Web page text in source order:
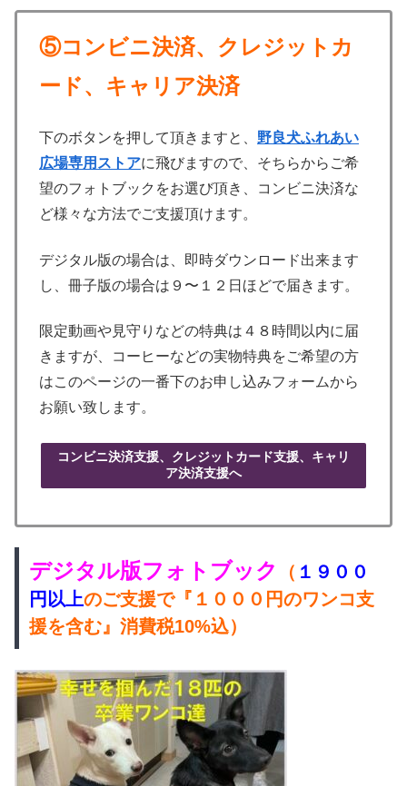
⑤コンビニ決済、クレジットカ
ード、キャリア決済
下のボタンを押して頂きますと、 野良犬ふれあい
広場専用ストアに飛びますので、そちらからご希
望のフォトブックをお選び頂き、コンビニ決済な
ど様々な方法でご支援頂けます。
デジタル版の場合は、即時ダウンロード出来ます
し、冊子版の場合は９〜１２日ほどで届きます。
限定動画や見守りなどの特典は４８時間以内に届
きますが、コーヒーなどの実物特典をご希望の方
はこのページの一番下のお申し込みフォームから
お願い致します。
コンビニ決済支援、クレジットカード支援、キャリ
ア決済支援へ
デジタル版フォトブック （ １９００
円以上のご支援で『１０００円のワンコ支
援を含む』 消費税10%込）